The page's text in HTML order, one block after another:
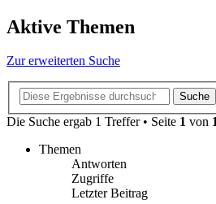
Aktive Themen
Zur erweiterten Suche
Suche
Die Suche ergab 1 Treffer • Seite 1 von 1
Themen
Antworten
Zugriffe
Letzter Beitrag